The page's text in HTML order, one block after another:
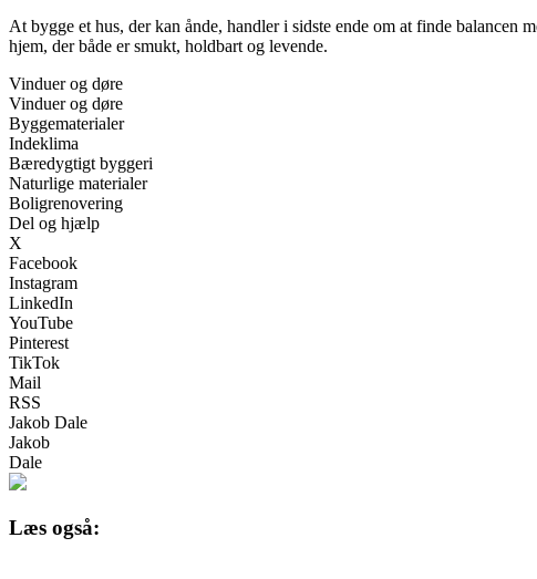
At bygge et hus, der kan ånde, handler i sidste ende om at finde
hjem, der både er smukt, holdbart og levende.
Vinduer og døre
Vinduer og døre
Byggematerialer
Indeklima
Bæredygtigt byggeri
Naturlige materialer
Boligrenovering
Del og hjælp
X
Facebook
Instagram
LinkedIn
YouTube
Pinterest
TikTok
Mail
RSS
Jakob Dale
Jakob
Dale
Læs også: